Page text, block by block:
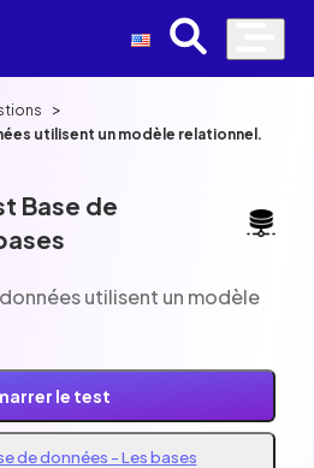
>
utilisent un modèle relationnel.
Base de
utilisent un modèle
le test
de données - Les bases